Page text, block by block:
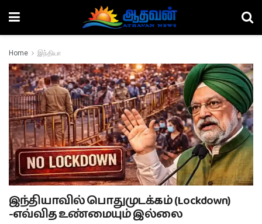
Home இந்தியா
இந்தியாவில் பொதுமுடக்கம் (Lockdown)
-எவ்வித உண்மையும் இல்லை